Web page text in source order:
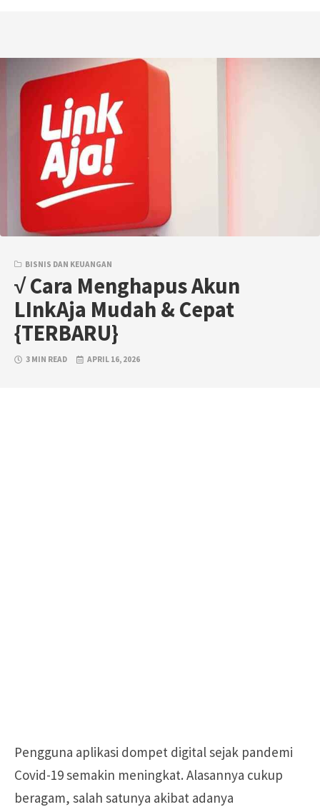
BISNIS DAN KEUANGAN
√ Cara Menghapus Akun
LInkAja Mudah & Cepat
{TERBARU}
3 MIN READ APRIL 16, 2026
Pengguna aplikasi dompet digital sejak pandemi
Covid-19 semakin meningkat. Alasannya cukup
beragam, salah satunya akibat adanya